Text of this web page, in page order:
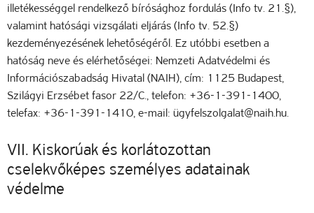
illetékességgel rendelkező bírósághoz fordulás (Info tv. 21.§),
valamint hatósági vizsgálati eljárás (Info tv. 52.§)
kezdeményezésének lehetőségéről. Ez utóbbi esetben a
hatóság neve és elérhetőségei: Nemzeti Adatvédelmi és
Információszabadság Hivatal (NAIH), cím: 1125 Budapest,
Szilágyi Erzsébet fasor 22/C., telefon: +36-1-391-1400,
telefax: +36-1-391-1410, e-mail: ügyfelszolgalat@naih.hu.
VII. Kiskorúak és korlátozottan
cselekvőképes személyes adatainak
védelme